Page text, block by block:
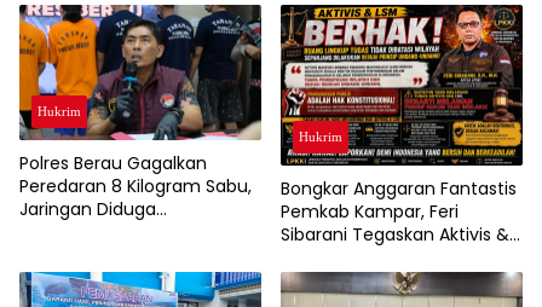
Hukrim
Polres Berau Gagalkan
Peredaran 8 Kilogram Sabu,
Jaringan Diduga
Hukrim
Bongkar Anggaran Fantastis
Pemkab Kampar, Feri
Sibarani Tegaskan Aktivis &
Tanpa Batas Wilayah